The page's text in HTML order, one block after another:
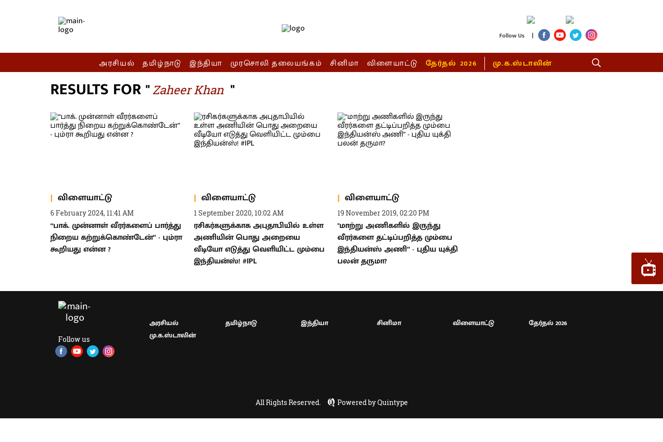
Follow Us |
அரசியல் தமிழ்நாடு இந்தியா முரசொலி தலையங்கம் சினிமா விளையாட்டு தேர்தல் 2026 மு.க.ஸ்டாலின்
RESULTS FOR "Zaheer Khan "
விளையாட்டு
6 February 2024, 11:41 AM
“பாக். முன்னாள் வீரர்களைப் பார்த்து
நிறைய கற்றுக்கொண்டேன்” - பும்ரா
கூறியது என்ன ?
விளையாட்டு
1 September 2020, 10:02 AM
ரசிகர்களுக்காக அபுதாபியில் உள்ள
அணியின் பொது அறையை
வீடியோ எடுத்து வெளியிட்ட மும்பை
இந்தியன்ஸ்! #IPL
விளையாட்டு
19 November 2019, 02:20 PM
''மாற்று அணிகளில் இருந்து
வீரர்களை தட்டிப்பறித்த மும்பை
இந்தியன்ஸ் அணி” - புதிய யுக்தி
பலன் தருமா?
Follow us
அரசியல் தமிழ்நாடு இந்தியா சினிமா விளையாட்டு
தேர்தல் 2026
மு.க.ஸ்டாலின்
All Rights Reserved. Powered by Quintype